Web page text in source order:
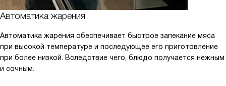
Автоматика жарения
Автоматика жарения обеспечивает быстрое запекание мяса
при высокой температуре и последующее его приготовление
при более низкой. Вследствие чего, блюдо получается нежным
и сочным.